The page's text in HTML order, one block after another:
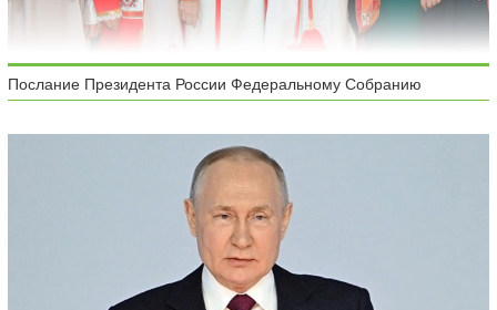
Послание Президента России Федеральному Собранию